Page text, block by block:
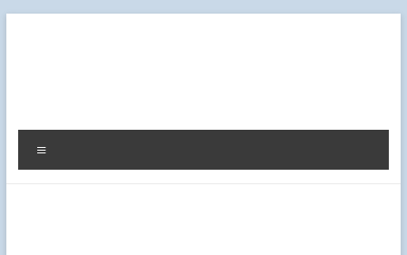
Diag
Expert